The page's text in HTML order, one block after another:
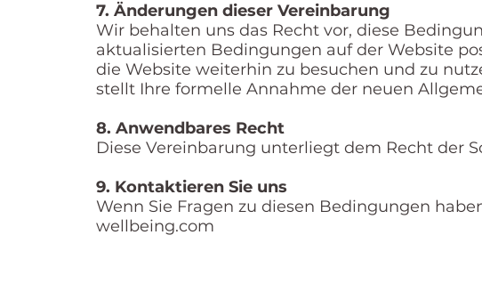
7. Änderungen dieser Vereinbarung
Wir behalten uns das Recht vor, diese
aktualisierten Bedingungen auf der Website
die Website weiterhin zu besuchen und zu
stellt Ihre formelle Annahme der neuen
8. Anwendbares Recht
Diese Vereinbarung unterliegt dem Recht der
9. Kontaktieren Sie uns
Wenn Sie Fragen zu diesen Bedingungen
wellbeing.com